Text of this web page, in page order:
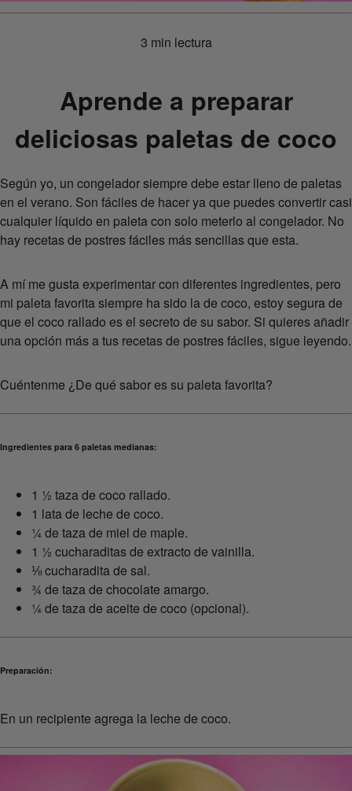
3 min lectura
Aprende a preparar
deliciosas paletas de coco
Según yo, un congelador siempre debe estar lleno de paletas
en el verano. Son fáciles de hacer ya que puedes convertir casi
cualquier líquido en paleta con solo meterlo al congelador. No
hay recetas de postres fáciles más sencillas que esta.
A mí me gusta experimentar con diferentes ingredientes, pero
mi paleta favorita siempre ha sido la de coco, estoy segura de
que el coco rallado es el secreto de su sabor. Si quieres añadir
una opción más a tus recetas de postres fáciles, sigue leyendo.
Cuéntenme ¿De qué sabor es su paleta favorita?
Ingredientes para 6 paletas medianas:
1 ½ taza de coco rallado.
1 lata de leche de coco.
¼ de taza de miel de maple.
1 ½ cucharaditas de extracto de vainilla.
⅛ cucharadita de sal.
¾ de taza de chocolate amargo.
¼ de taza de aceite de coco (opcional).
Preparación:
En un recipiente agrega la leche de coco.